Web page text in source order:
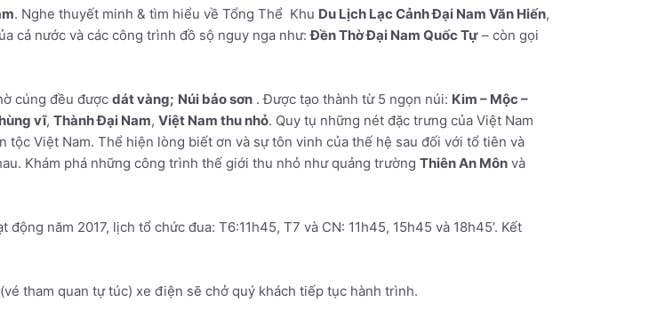
. Nghe thuyết minh & tìm hiểu về Tổng Thể Khu Du Lịch Lạc Cảnh Đại Nam Văn Hiến,
cả nước và các công trình đồ sộ nguy nga như:Đền Thờ Đại Nam Quốc Tự – còn gọi
cúng đều được dát vàng; Núi bảo sơn . Được tạo thành từ 5 ngọn núi: Kim – Mộc –
vĩ, Thành Đại Nam, Việt Nam thu nhỏ. Quy tụ những nét đặc trưng của Việt Nam
Việt Nam. Thể hiện lòng biết ơn và sự tôn vinh của thế hệ sau đối với tổ tiên và
Khám phá những công trình thế giới thu nhỏ như quảng trường Thiên An Môn và
động năm 2017, lịch tổ chức đua: T6:11h45, T7 và CN: 11h45, 15h45 và 18h45’. Kết
tham quan tự túc) xe điện sẽ chở quý khách tiếp tục hành trình.